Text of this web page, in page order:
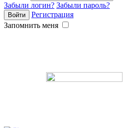
Забыли логин? Забыли пароль?
Регистрация
Запомнить меня